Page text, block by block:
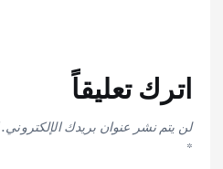
اترك تعليقاً
لن يتم نشر عنوان بريدك الإلكتروني.
*